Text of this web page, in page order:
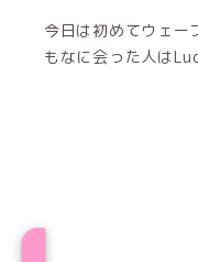
今日は初めてウェー
もなに会った人は